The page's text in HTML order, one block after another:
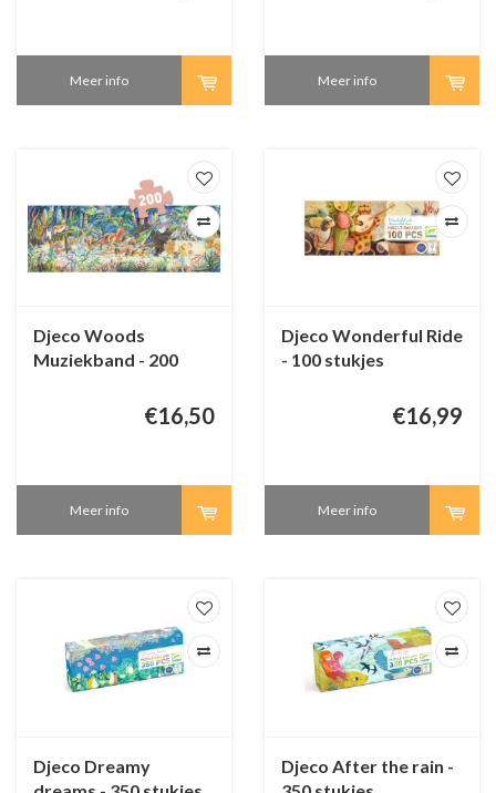
Meer info Meer info
Djeco Woods
Muziekband - 200
€16,50
Meer info
Djeco Wonderful Ride
- 100 stukjes
€16,99
Meer info
Djeco Dreamy
Djeco After the rain -